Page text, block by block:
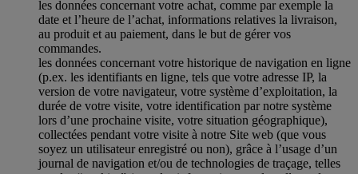
les données concernant votre achat, comme par exemple la
date et l’heure de l’achat, informations relatives la livraison,
au produit et au paiement, dans le but de gérer vos
commandes.
les données concernant votre historique de navigation en ligne
(p.ex. les identifiants en ligne, tels que votre adresse IP, la
version de votre navigateur, votre système d’exploitation, la
durée de votre visite, votre identification par notre système
lors d’une prochaine visite, votre situation géographique),
collectées pendant votre visite à notre Site web (que vous
soyez un utilisateur enregistré ou non), grâce à l’usage d’un
journal de navigation et/ou de technologies de traçage, telles